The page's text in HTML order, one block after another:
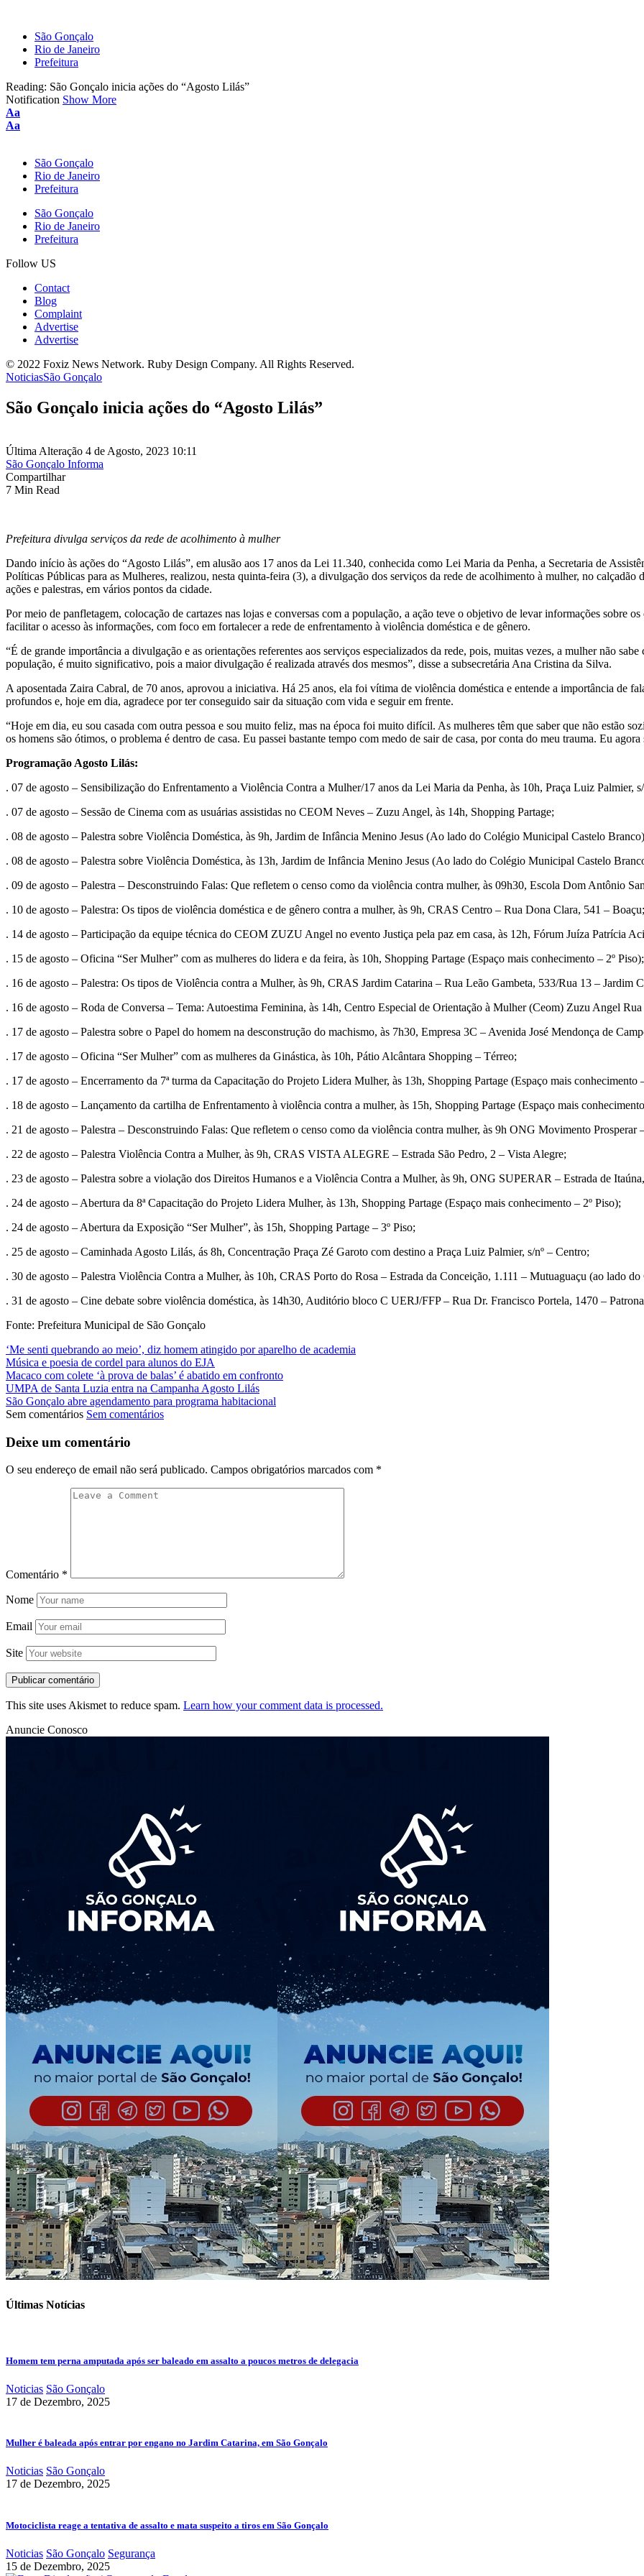
São Gonçalo
Rio de Janeiro
Prefeitura
Reading: São Gonçalo inicia ações do “Agosto Lilás”
Notification Show More
Font
Resizer
Aa
Font
Aa
São Gonçalo
Rio de Janeiro
Prefeitura
São Gonçalo
Rio de Janeiro
Prefeitura
Follow US
Contact
Blog
Complaint
Advertise
Advertise
© 2022 Foxiz News Network. Ruby Design Company. All Rights Reserved.
NoticiasSão Gonçalo
São Gonçalo inicia ações do “Agosto Lilás”
Última Alteração 4 de Agosto, 2023 10:11
São Gonçalo Informa
Compartilhar
7 Min Read
Prefeitura divulga serviços da rede de acolhimento à mulher
Dando início às ações do “Agosto Lilás”, em alusão aos 17 anos da Lei 11.340, conhecida como Lei Maria da Penha, a Secretaria de
Políticas Públicas para as Mulheres, realizou, nesta quinta-feira (3), a divulgação dos serviços da rede de acolhimento à mulher, no
ações e palestras, em vários pontos da cidade.
Por meio de panfletagem, colocação de cartazes nas lojas e conversas com a população, a ação teve o objetivo de levar informações sobre
facilitar o acesso às informações, com foco em fortalecer a rede de enfrentamento à violência doméstica e de gênero.
“É de grande importância a divulgação e as orientações referentes aos serviços especializados da rede, pois, muitas vezes, a mulher não
população, é muito significativo, pois a maior divulgação é realizada através dos mesmos”, disse a subsecretária Ana Cristina da Silva.
A aposentada Zaira Cabral, de 70 anos, aprovou a iniciativa. Há 25 anos, ela foi vítima de violência doméstica e entende a importância de
profundos e, hoje em dia, agradece por ter conseguido sair da situação com vida e seguir em frente.
“Hoje em dia, eu sou casada com outra pessoa e sou muito feliz, mas na época foi muito difícil. As mulheres têm que saber que não estão
os homens são ótimos, o problema é dentro de casa. Eu passei bastante tempo com medo de sair de casa, por conta do meu trauma. Eu
Programação Agosto Lilás:
. 07 de agosto – Sensibilização do Enfrentamento a Violência Contra a Mulher/17 anos da Lei Maria da Penha, às 10h, Praça Luiz Palmier,
. 07 de agosto – Sessão de Cinema com as usuárias assistidas no CEOM Neves – Zuzu Angel, às 14h, Shopping Partage;
. 08 de agosto – Palestra sobre Violência Doméstica, às 9h, Jardim de Infância Menino Jesus (Ao lado do Colégio Municipal Castelo
. 08 de agosto – Palestra sobre Violência Doméstica, às 13h, Jardim de Infância Menino Jesus (Ao lado do Colégio Municipal Castelo
. 09 de agosto – Palestra – Desconstruindo Falas: Que refletem o censo como da violência contra mulher, às 09h30, Escola Dom Antônio
. 10 de agosto – Palestra: Os tipos de violência doméstica e de gênero contra a mulher, às 9h, CRAS Centro – Rua Dona Clara, 541 – Boaçu;
. 14 de agosto – Participação da equipe técnica do CEOM ZUZU Angel no evento Justiça pela paz em casa, às 12h, Fórum Juíza Patrícia
. 15 de agosto – Oficina “Ser Mulher” com as mulheres do lidera e da feira, às 10h, Shopping Partage (Espaço mais conhecimento – 2º Piso);
. 16 de agosto – Palestra: Os tipos de Violência contra a Mulher, às 9h, CRAS Jardim Catarina – Rua Leão Gambeta, 533/Rua 13 – Jardim
. 16 de agosto – Roda de Conversa – Tema: Autoestima Feminina, às 14h, Centro Especial de Orientação à Mulher (Ceom) Zuzu Angel
. 17 de agosto – Palestra sobre o Papel do homem na desconstrução do machismo, às 7h30, Empresa 3C – Avenida José Mendonça de
. 17 de agosto – Oficina “Ser Mulher” com as mulheres da Ginástica, às 10h, Pátio Alcântara Shopping – Térreo;
. 17 de agosto – Encerramento da 7ª turma da Capacitação do Projeto Lidera Mulher, às 13h, Shopping Partage (Espaço mais conhecimento
. 18 de agosto – Lançamento da cartilha de Enfrentamento à violência contra a mulher, às 15h, Shopping Partage (Espaço mais
. 21 de agosto – Palestra – Desconstruindo Falas: Que refletem o censo como da violência contra mulher, às 9h ONG Movimento
. 22 de agosto – Palestra Violência Contra a Mulher, às 9h, CRAS VISTA ALEGRE – Estrada São Pedro, 2 – Vista Alegre;
. 23 de agosto – Palestra sobre a violação dos Direitos Humanos e a Violência Contra a Mulher, às 9h, ONG SUPERAR – Estrada de
. 24 de agosto – Abertura da 8ª Capacitação do Projeto Lidera Mulher, às 13h, Shopping Partage (Espaço mais conhecimento – 2º Piso);
. 24 de agosto – Abertura da Exposição “Ser Mulher”, às 15h, Shopping Partage – 3º Piso;
. 25 de agosto – Caminhada Agosto Lilás, ás 8h, Concentração Praça Zé Garoto com destino a Praça Luiz Palmier, s/nº – Centro;
. 30 de agosto – Palestra Violência Contra a Mulher, às 10h, CRAS Porto do Rosa – Estrada da Conceição, 1.111 – Mutuaguaçu (ao lado
. 31 de agosto – Cine debate sobre violência doméstica, às 14h30, Auditório bloco C UERJ/FFP – Rua Dr. Francisco Portela, 1470 –
Fonte: Prefeitura Municipal de São Gonçalo
‘Me senti quebrando ao meio’, diz homem atingido por aparelho de academia
Música e poesia de cordel para alunos do EJA
Macaco com colete ‘à prova de balas’ é abatido em confronto
UMPA de Santa Luzia entra na Campanha Agosto Lilás
São Gonçalo abre agendamento para programa habitacional
Sem comentários Sem comentários
Deixe um comentário
O seu endereço de email não será publicado. Campos obrigatórios marcados com *
Comentário *
Nome
Email
Site
This site uses Akismet to reduce spam. Learn how your comment data is processed.
Anuncie Conosco
Últimas Notícias
Homem tem perna amputada após ser baleado em assalto a poucos metros de delegacia
Noticias São Gonçalo
17 de Dezembro, 2025
Mulher é baleada após entrar por engano no Jardim Catarina, em São Gonçalo
Noticias São Gonçalo
17 de Dezembro, 2025
Motociclista reage a tentativa de assalto e mata suspeito a tiros em São Gonçalo
Noticias São Gonçalo Segurança
15 de Dezembro, 2025